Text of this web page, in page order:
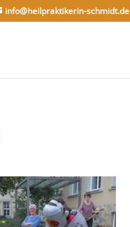
info@heilpraktikerin-schmidt.de